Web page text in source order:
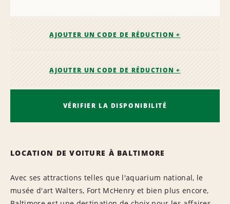
AJOUTER UN CODE DE RÉDUCTION +
AJOUTER UN CODE DE RÉDUCTION +
VÉRIFIER LA DISPONIBILITÉ
LOCATION DE VOITURE À BALTIMORE
Avec ses attractions telles que l'aquarium national, le
musée d'art Walters, Fort McHenry et bien plus encore,